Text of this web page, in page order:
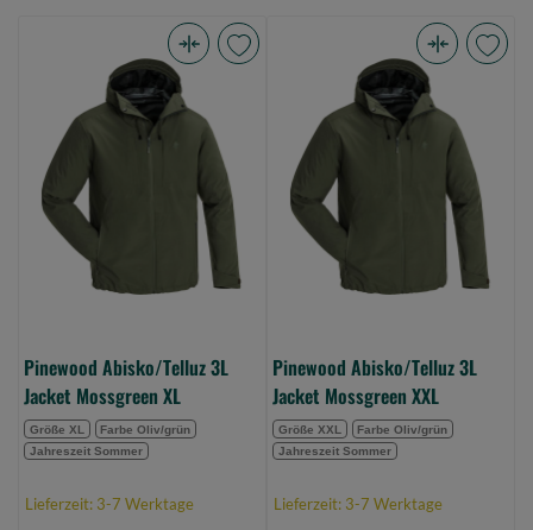
Abisko/Telluz
Jacket
Mossgreen
XL
(Bild
Pinewood Abisko/Telluz 3L
Jacket Mossgreen XL
Größe XL
Farbe Oliv/grün
Jahreszeit Sommer
Lieferzeit: 3-7 Werktage
Abisko/Telluz
Jacket
Mossgreen
XXL
(Bild
Pinewood Abisko/Telluz 3L
Jacket Mossgreen XXL
Größe XXL
Farbe Oliv/grün
Jahreszeit Sommer
Lieferzeit: 3-7 Werktage